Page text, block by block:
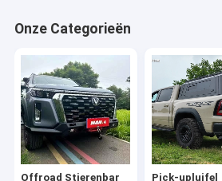
Pick-upluifel
Offroad Dakrek
Het Broodjesbar van het spoorbed
Onze Categorieën
Offroad Stierenbar Pick-upluifel